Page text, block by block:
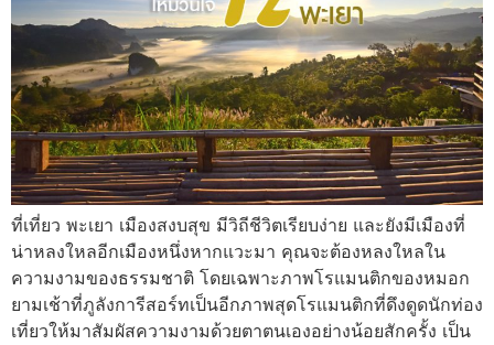
ที่เที่ยว พะเยา เมืองสงบสุข มีวิถีชีวิตเรียบง่าย และยังมีเมืองที่
น่าหลงใหลอีกเมืองหนึ่งหากแวะมา คุณจะต้องหลงใหลใน
ความงามของธรรมชาติ โดยเฉพาะภาพโรแมนติกของหมอก
ยามเช้าที่ภูลังการีสอร์ทเป็นอีกภาพสุดโรแมนติกที่ดึงดูดนักท่อง
เที่ยวให้มาสัมผัสความงามด้วยตาตนเองอย่างน้อยสักครั้ง เป็น